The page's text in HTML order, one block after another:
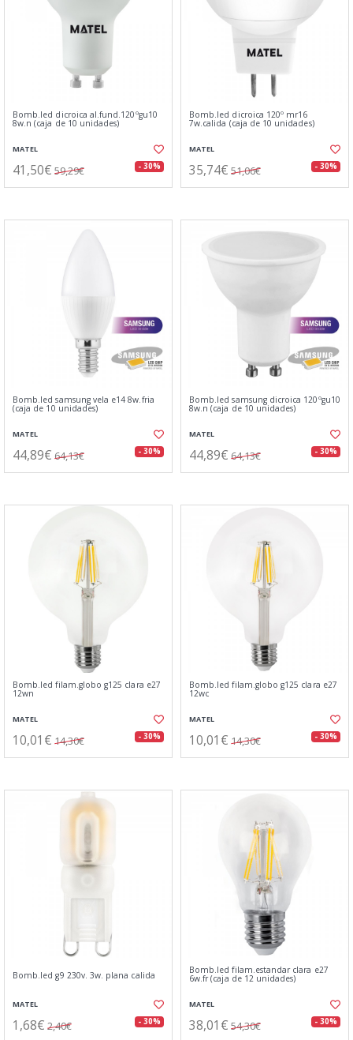
Bomb.led dicroica al.fund.120ºgu10
8w.n (caja de 10 unidades)
MATEL
41,50€ 59,29€ - 30%
Bomb.led dicroica 120º mr16
7w.calida (caja de 10 unidades)
MATEL
35,74€ 51,06€ - 30%
Bomb.led samsung vela e14 8w.fria
(caja de 10 unidades)
MATEL
44,89€ 64,13€ - 30%
Bomb.led samsung dicroica 120ºgu10
8w.n (caja de 10 unidades)
MATEL
44,89€ 64,13€ - 30%
Bomb.led filam.globo g125 clara e27
12wn
MATEL
10,01€ 14,30€ - 30%
Bomb.led filam.globo g125 clara e27
12wc
MATEL
10,01€ 14,30€ - 30%
Bomb.led g9 230v. 3w. plana calida
MATEL
1,68€ 2,40€ - 30%
Bomb.led filam.estandar clara e27
6w.fr (caja de 12 unidades)
MATEL
38,01€ 54,30€ - 30%